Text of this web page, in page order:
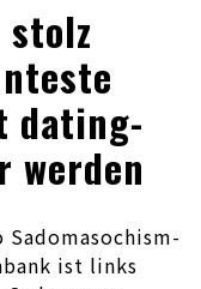
stolz
dating-
werden
ist links